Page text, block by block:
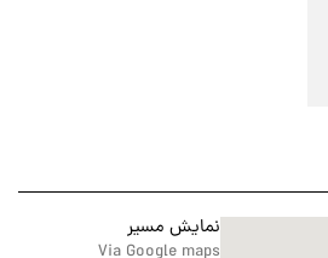
نمایش مسیر
Via Google maps